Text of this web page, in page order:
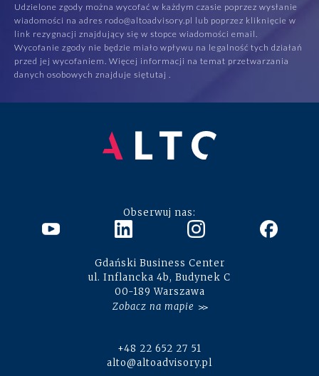
Udzielone zgody można wycofać w każdym czasie poprzez wysłanie
wiadomości na adres rodo@altoadvisory.pl lub poprzez kliknięcie w
link rezygnacji znajdujący się w stopce wiadomości email.
Wycofanie zgody nie będzie miało wpływu na legalność tych działań
przed jej wycofaniem. Więcej informacji na temat przetwarzania
danych osobowych znajduje siętutaj
Obserwuj nas:
Gdański Business Center
ul. Inflancka 4b, Budynek C
00-189 Warszawa
Zobacz na mapie
+48 22 652 27 51
alto@altoadvisory.pl